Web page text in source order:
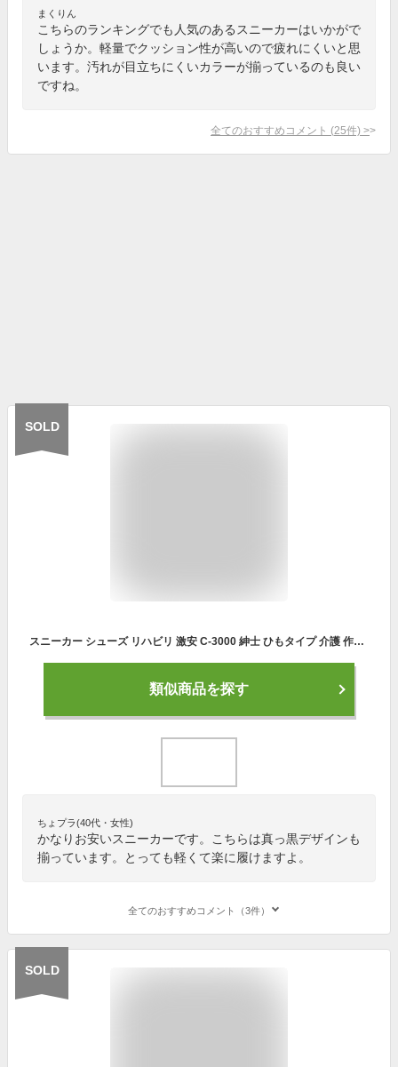
まくりん
こちらのランキングでも人気のあるスニーカーはいかがで
しょうか。軽量でクッション性が高いので疲れにくいと思
います。汚れが目立ちにくいカラーが揃っているのも良い
ですね。
全てのおすすめコメント (25件) >
SOLD
スニーカー シューズ リハビリ 激安 C-3000 紳士 ひもタイプ 介護 作業靴 散歩 通学 ブラック キャメル
類似商品を探す
ちょプラ(40代・女性)
かなりお安いスニーカーです。こちらは真っ黒デザインも
揃っています。とっても軽くて楽に履けますよ。
全てのおすすめコメント（3件）
SOLD